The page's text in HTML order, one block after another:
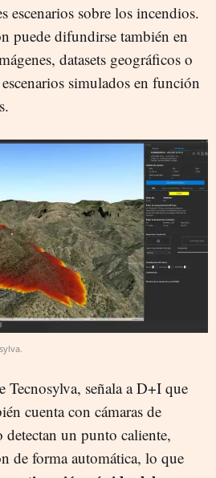
escenarios sobre los incendios.
puede difundirse también en
datasets geográficos o
simulados en función
Tecnosylva, señala a D+I que
cuenta con cámaras de
un punto caliente,
de forma automática, lo que